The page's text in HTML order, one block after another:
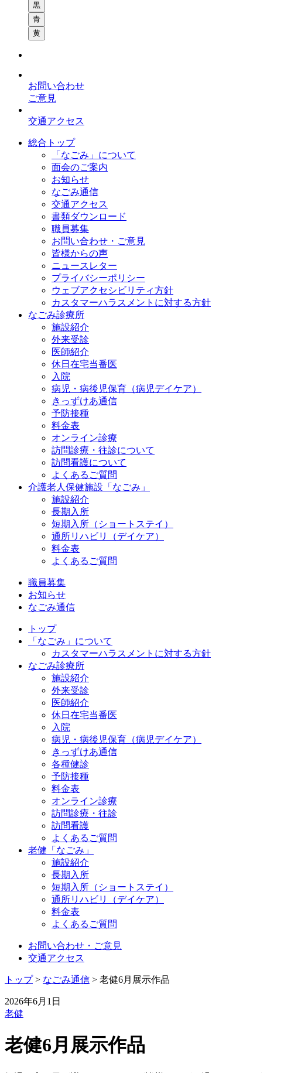
黒
青
黄
お問い合わせ
ご意見
交通アクセス
総合トップ
「なごみ」について
面会のご案内
お知らせ
なごみ通信
交通アクセス
書類ダウンロード
職員募集
お問い合わせ・ご意見
皆様からの声
ニュースレター
プライバシーポリシー
ウェブアクセシビリティ方針
カスタマーハラスメントに対する方針
なごみ診療所
施設紹介
外来受診
医師紹介
休日在宅当番医
入院
病児・病後児保育（病児デイケア）
きっずけあ通信
予防接種
料金表
オンライン診療
訪問診療・往診について
訪問看護について
よくあるご質問
介護老人保健施設「なごみ」
施設紹介
長期入所
短期入所（ショートステイ）
通所リハビリ（デイケア）
料金表
よくあるご質問
職員募集
お知らせ
なごみ通信
トップ
「なごみ」について
カスタマーハラスメントに対する方針
なごみ診療所
施設紹介
外来受診
医師紹介
休日在宅当番医
入院
病児・病後児保育（病児デイケア）
きっずけあ通信
各種健診
予防接種
料金表
オンライン診療
訪問診療・往診
訪問看護
よくあるご質問
老健「なごみ」
施設紹介
長期入所
短期入所（ショートステイ）
通所リハビリ（デイケア）
料金表
よくあるご質問
お問い合わせ・ご意見
交通アクセス
トップ> なごみ通信 > 老健6月展示作品
2026年6月1日
老健
老健6月展示作品